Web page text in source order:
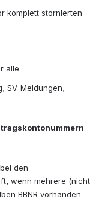
komplett stornierten
alle.
SV-Meldungen,
den
wenn mehrere (nicht
BBNR vorhanden